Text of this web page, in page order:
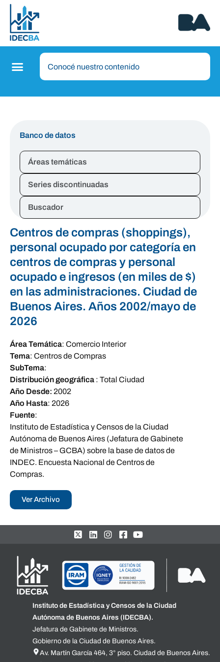
Banco de datos
Áreas temáticas
Series discontinuadas
Buscador
Centros de compras (shoppings),
personal ocupado por categoría en
centros de compras y personal
ocupado e ingresos (en miles de $)
en las administraciones. Ciudad de
Buenos Aires. Años 2002/mayo de
2026
Área Temática: Comercio Interior
Tema: Centros de Compras
SubTema:
Distribución geográfica : Total Ciudad
Año Desde: 2002
Año Hasta: 2026
Fuente:
Instituto de Estadística y Censos de la Ciudad
Autónoma de Buenos Aires (Jefatura de Gabinete
de Ministros – GCBA) sobre la base de datos de
INDEC. Encuesta Nacional de Centros de
Compras.
Ver Archivo
Instituto de Estadística y Censos de la Ciudad
Autónoma de Buenos Aires (IDECBA).
Jefatura de Gabinete de Ministros.
Gobierno de la Ciudad de Buenos Aires.
Av. Martín García 464, 3° piso. Ciudad de Buenos Aires.